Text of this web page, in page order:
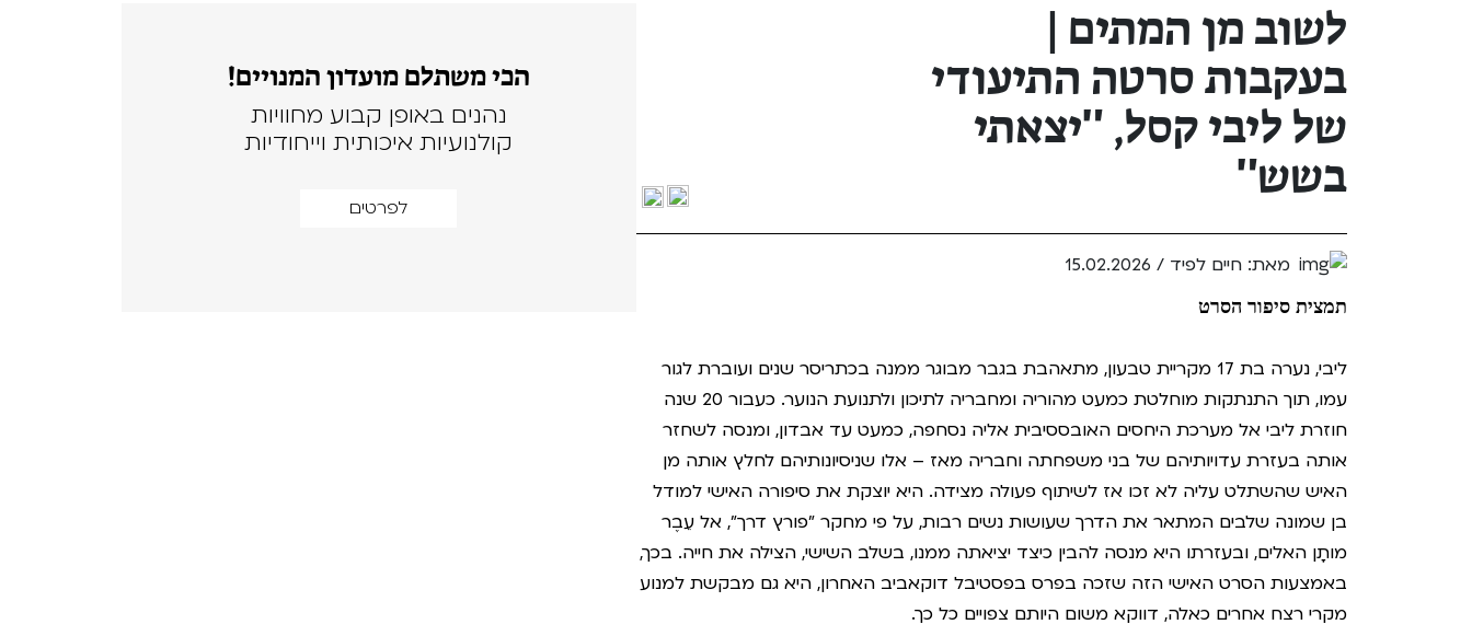
לפי ימים
לשוב מן המתים |
בעקבות סרטה התיעודי
של ליבי קסל, "יצאתי
בשש"
מאת: חיים לפיד / 15.02.2026
תמצית סיפור הסרט
ליבי, נערה בת 17 מקריית טבעון, מתאהבת בגבר מבוגר ממנה בכתריסר שנים ועוברת לגור
עמו, תוך התנתקות מוחלטת כמעט מהוריה ומחבריה לתיכון ולתנועת הנוער. כעבור 20 שנה
חוזרת ליבי אל מערכת היחסים האובססיבית אליה נסחפה, כמעט עד אבדון, ומנסה לשחזר
אותה בעזרת עדויותיהם של בני משפחתה וחבריה מאז – אלו שניסיונותיהם לחלץ אותה מן
האיש שהשתלט עליה לא זכו אז לשיתוף פעולה מצידה. היא יוצקת את סיפורה האישי למודל
בן שמונה שלבים המתאר את הדרך שעושות נשים רבות, על פי מחקר "פורץ דרך", אל עֵבֶר
מותָן האלים, ובעזרתו היא מנסה להבין כיצד יציאתה ממנו, בשלב השישי, הצילה את חייה. בכך,
באמצעות הסרט האישי הזה שזכה בפרס בפסטיבל דוקאביב האחרון, היא גם מבקשת למנוע
מקרי רצח אחרים כאלה, דווקא משום היותם צפויים כל כך.
הכי משתלם מועדון המנויים!
נהנים באופן קבוע מחוויות
קולנועיות איכותית וייחודיות
לפרטים